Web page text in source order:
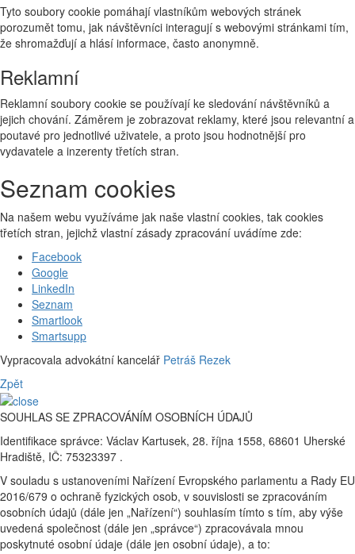
Tyto soubory cookie pomáhají vlastníkům webových stránek
porozumět tomu, jak návštěvníci interagují s webovými stránkami tím,
že shromažďují a hlásí informace, často anonymně.
Reklamní
Reklamní soubory cookie se používají ke sledování návštěvníků a
jejich chování. Záměrem je zobrazovat reklamy, které jsou relevantní a
poutavé pro jednotlivé uživatele, a proto jsou hodnotnější pro
vydavatele a inzerenty třetích stran.
Seznam cookies
Na našem webu využíváme jak naše vlastní cookies, tak cookies
třetích stran, jejichž vlastní zásady zpracování uvádíme zde:
Facebook
Google
LinkedIn
Seznam
Smartlook
Smartsupp
Vypracovala advokátní kancelář Petráš Rezek
Zpět
SOUHLAS SE ZPRACOVÁNÍM OSOBNÍCH ÚDAJŮ
Identifikace správce: Václav Kartusek, 28. října 1558, 68601 Uherské
Hradiště, IČ: 75323397 .
V souladu s ustanoveními Nařízení Evropského parlamentu a Rady EU
2016/679 o ochraně fyzických osob, v souvislosti se zpracováním
osobních údajů (dále jen „Nařízení“) souhlasím tímto s tím, aby výše
uvedená společnost (dále jen „správce“) zpracovávala mnou
poskytnuté osobní údaje (dále jen osobní údaje), a to: